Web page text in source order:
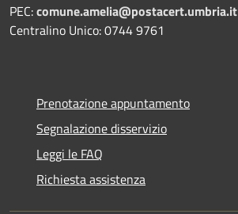
PEC:comune.amelia@postacert.umbria.it
Centralino Unico: 0744 9761
Prenotazione appuntamento
Segnalazione disservizio
Leggi le FAQ
Richiesta assistenza